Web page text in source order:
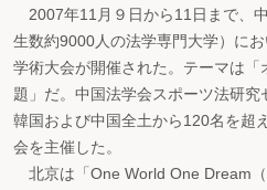
2007年11月９日から11日まで、
生数約9000人の法学専門大学）に
学術大会が開催された。テーマは「
題」だ。中国法学会スポーツ法研究
韓国および中国全土から120名を超
会を主催した。
北京は「One World One Dream